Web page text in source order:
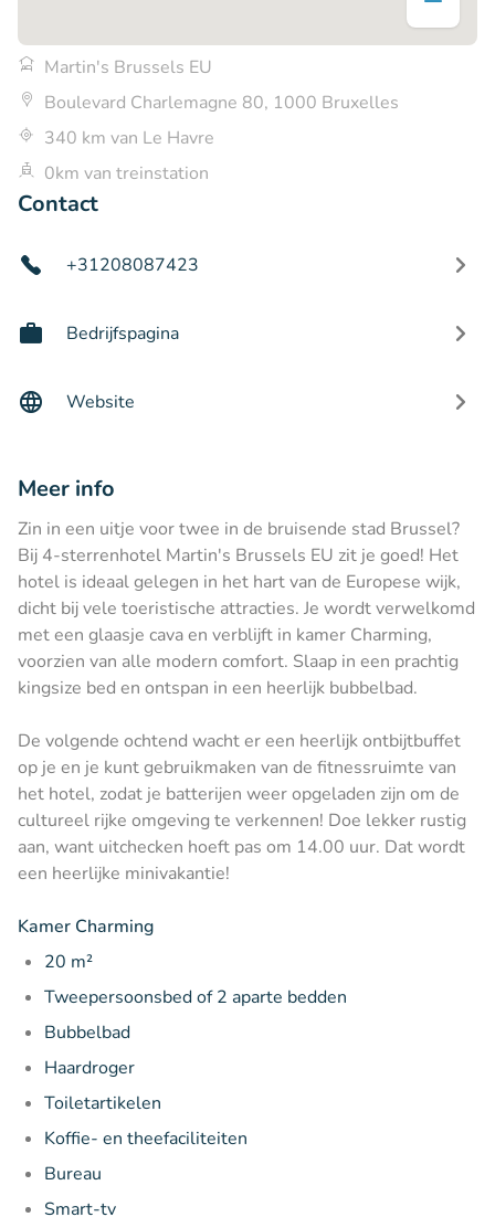
Martin's Brussels EU
Boulevard Charlemagne 80, 1000 Bruxelles
340 km van Le Havre
0km van treinstation
Contact
+31208087423
Bedrijfspagina
Website
Meer info
Zin in een uitje voor twee in de bruisende stad Brussel?
Bij 4-sterrenhotel Martin's Brussels EU zit je goed! Het
hotel is ideaal gelegen in het hart van de Europese wijk,
dicht bij vele toeristische attracties. Je wordt verwelkomd
met een glaasje cava en verblijft in kamer Charming,
voorzien van alle modern comfort. Slaap in een prachtig
kingsize bed en ontspan in een heerlijk bubbelbad.
De volgende ochtend wacht er een heerlijk ontbijtbuffet
op je en je kunt gebruikmaken van de fitnessruimte van
het hotel, zodat je batterijen weer opgeladen zijn om de
cultureel rijke omgeving te verkennen! Doe lekker rustig
aan, want uitchecken hoeft pas om 14.00 uur. Dat wordt
een heerlijke minivakantie!
Kamer Charming
20 m²
Tweepersoonsbed of 2 aparte bedden
Bubbelbad
Haardroger
Toiletartikelen
Koffie- en theefaciliteiten
Bureau
Smart-tv